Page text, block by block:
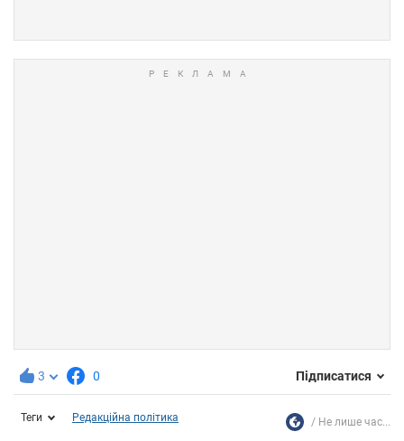
3 0 Підписатися
Теги Редакційна політика Не лише час...